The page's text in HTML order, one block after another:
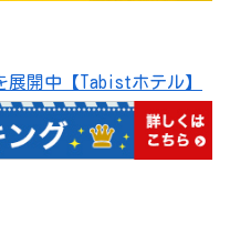
展開中【Tabistホテル】